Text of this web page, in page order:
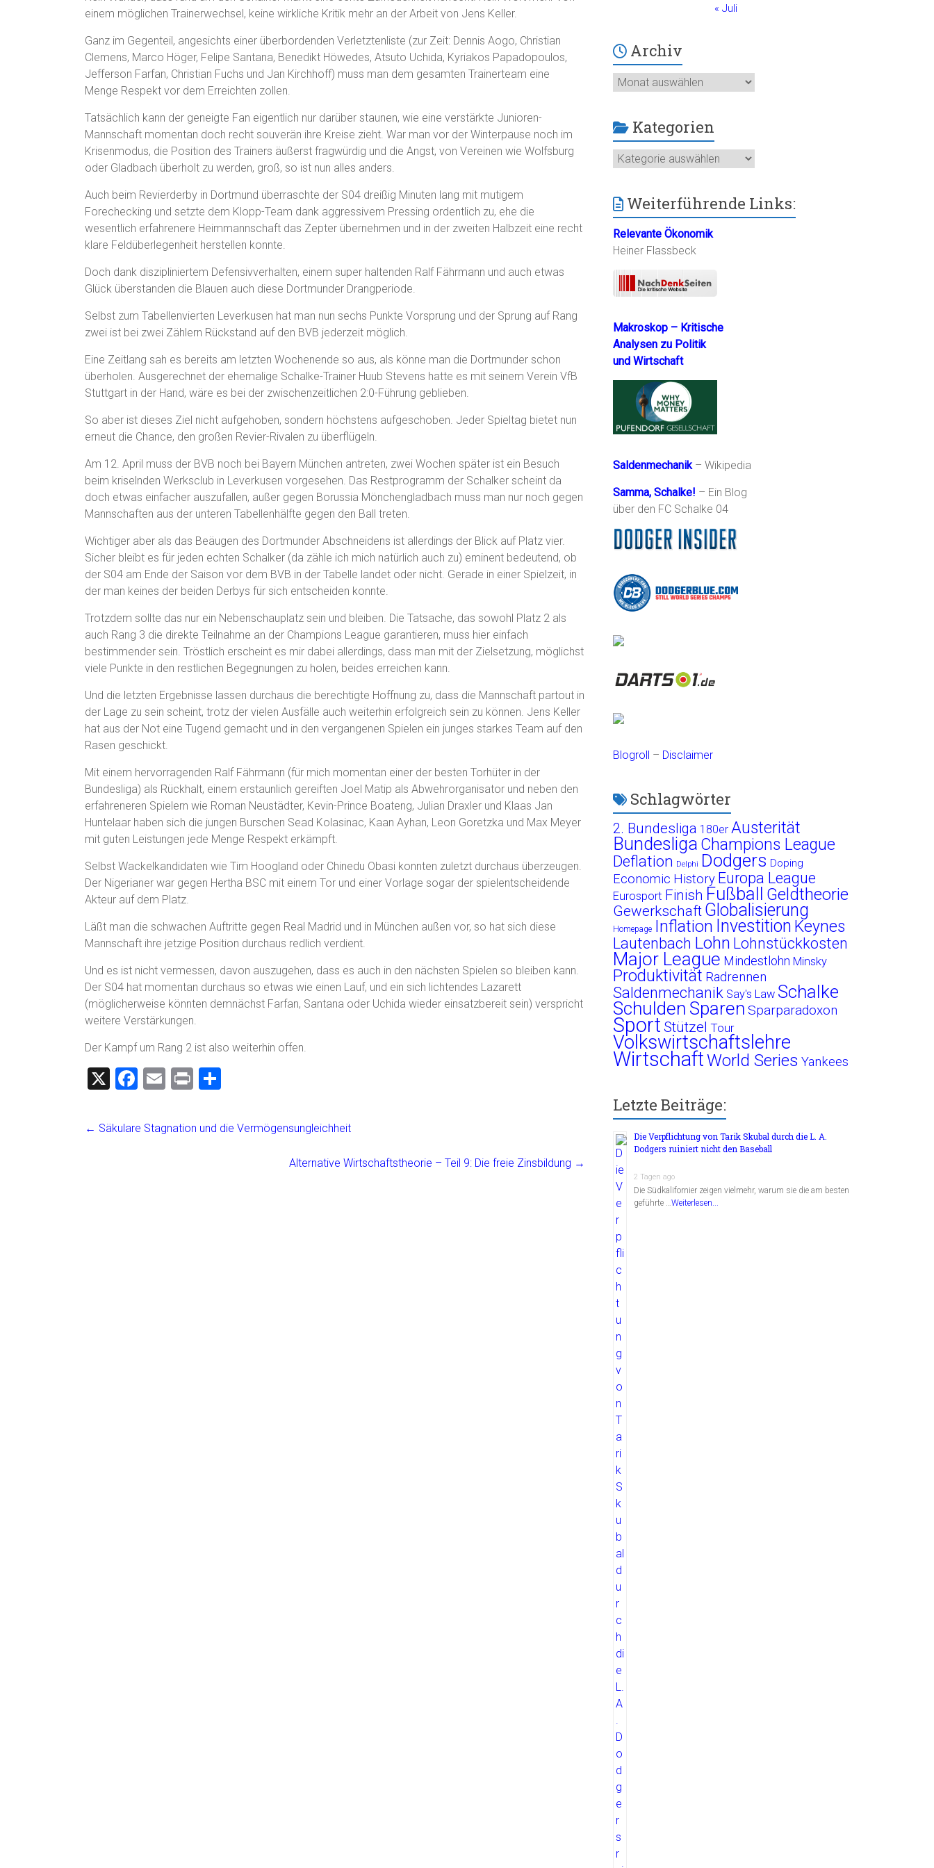
einem möglichen Trainerwechsel, keine wirkliche Kritik mehr an der Arbeit von Jens Keller.
Ganz im Gegenteil, angesichts einer überbordenden Verletztenliste (zur Zeit: Dennis Aogo, Christian
Clemens, Marco Höger, Felipe Santana, Benedikt Höwedes, Atsuto Uchida, Kyriakos Papadopoulos,
Jefferson Farfan, Christian Fuchs und Jan Kirchhoff) muss man dem gesamten Trainerteam eine
Menge Respekt vor dem Erreichten zollen.
Tatsächlich kann der geneigte Fan eigentlich nur darüber staunen, wie eine verstärkte Junioren-
Mannschaft momentan doch recht souverän ihre Kreise zieht. War man vor der Winterpause noch im
Krisenmodus, die Position des Trainers äußerst fragwürdig und die Angst, von Vereinen wie Wolfsburg
oder Gladbach überholt zu werden, groß, so ist nun alles anders.
Auch beim Revierderby in Dortmund überraschte der S04 dreißig Minuten lang mit mutigem
Forechecking und setzte dem Klopp-Team dank aggressivem Pressing ordentlich zu, ehe die
wesentlich erfahrenere Heimmannschaft das Zepter übernehmen und in der zweiten Halbzeit eine recht
klare Feldüberlegenheit herstellen konnte.
Doch dank diszipliniertem Defensivverhalten, einem super haltenden Ralf Fährmann und auch etwas
Glück überstanden die Blauen auch diese Dortmunder Drangperiode.
Selbst zum Tabellenvierten Leverkusen hat man nun sechs Punkte Vorsprung und der Sprung auf Rang
zwei ist bei zwei Zählern Rückstand auf den BVB jederzeit möglich.
Eine Zeitlang sah es bereits am letzten Wochenende so aus, als könne man die Dortmunder schon
überholen. Ausgerechnet der ehemalige Schalke-Trainer Huub Stevens hatte es mit seinem Verein VfB
Stuttgart in der Hand, wäre es bei der zwischenzeitlichen 2:0-Führung geblieben.
So aber ist dieses Ziel nicht aufgehoben, sondern höchstens aufgeschoben. Jeder Spieltag bietet nun
erneut die Chance, den großen Revier-Rivalen zu überflügeln.
Am 12. April muss der BVB noch bei Bayern München antreten, zwei Wochen später ist ein Besuch
beim kriselnden Werksclub in Leverkusen vorgesehen. Das Restprogramm der Schalker scheint da
doch etwas einfacher auszufallen, außer gegen Borussia Mönchengladbach muss man nur noch gegen
Mannschaften aus der unteren Tabellenhälfte gegen den Ball treten.
Wichtiger aber als das Beäugen des Dortmunder Abschneidens ist allerdings der Blick auf Platz vier.
Sicher bleibt es für jeden echten Schalker (da zähle ich mich natürlich auch zu) eminent bedeutend, ob
der S04 am Ende der Saison vor dem BVB in der Tabelle landet oder nicht. Gerade in einer Spielzeit, in
der man keines der beiden Derbys für sich entscheiden konnte.
Trotzdem sollte das nur ein Nebenschauplatz sein und bleiben. Die Tatsache, das sowohl Platz 2 als
auch Rang 3 die direkte Teilnahme an der Champions League garantieren, muss hier einfach
bestimmender sein. Tröstlich erscheint es mir dabei allerdings, dass man mit der Zielsetzung, möglichst
viele Punkte in den restlichen Begegnungen zu holen, beides erreichen kann.
Und die letzten Ergebnisse lassen durchaus die berechtigte Hoffnung zu, dass die Mannschaft partout in
der Lage zu sein scheint, trotz der vielen Ausfälle auch weiterhin erfolgreich sein zu können. Jens Keller
hat aus der Not eine Tugend gemacht und in den vergangenen Spielen ein junges starkes Team auf den
Rasen geschickt.
Mit einem hervorragenden Ralf Fährmann (für mich momentan einer der besten Torhüter in der
Bundesliga) als Rückhalt, einem erstaunlich gereiften Joel Matip als Abwehrorganisator und neben den
erfahreneren Spielern wie Roman Neustädter, Kevin-Prince Boateng, Julian Draxler und Klaas Jan
Huntelaar haben sich die jungen Burschen Sead Kolasinac, Kaan Ayhan, Leon Goretzka und Max Meyer
mit guten Leistungen jede Menge Respekt erkämpft.
Selbst Wackelkandidaten wie Tim Hoogland oder Chinedu Obasi konnten zuletzt durchaus überzeugen.
Der Nigerianer war gegen Hertha BSC mit einem Tor und einer Vorlage sogar der spielentscheidende
Akteur auf dem Platz.
Läßt man die schwachen Auftritte gegen Real Madrid und in München außen vor, so hat sich diese
Mannschaft ihre jetzige Position durchaus redlich verdient.
Und es ist nicht vermessen, davon auszugehen, dass es auch in den nächsten Spielen so bleiben kann.
Der S04 hat momentan durchaus so etwas wie einen Lauf, und ein sich lichtendes Lazarett
(möglicherweise könnten demnächst Farfan, Santana oder Uchida wieder einsatzbereit sein) verspricht
weitere Verstärkungen.
Der Kampf um Rang 2 ist also weiterhin offen.
X
F
ce
E
ai
Pr
t
e
← Säkulare Stagnation und die Vermögensungleichheit
Alternative Wirtschaftstheorie – Teil 9: Die freie Zinsbildung →
« Juli
Archiv
Archiv
Kategorien
Kategorien
Weiterführende Links:
Relevante Ökonomik
Heiner Flassbeck
Makroskop – Kritische
Analysen zu Politik
und Wirtschaft
Saldenmechanik– Wikipedia
Samma, Schalke! – Ein Blog
über den FC Schalke 04
Blogroll – Disclaimer
Schlagwörter
2. Bundesliga 180er Austerität
Bundesliga Champions League
Deflation Delphi Dodgers Doping
Economic History Europa League
Eurosport Finish Fußball Geldtheorie
Gewerkschaft Globalisierung
Homepage Inflation Investition Keynes
Lautenbach Lohn Lohnstückkosten
Major League Mindestlohn Minsky
Produktivität Radrennen
Saldenmechanik Say's Law Schalke
Schulden Sparen Sparparadoxon
Sport Stützel Tour
Volkswirtschaftslehre
WirtschaftWorld Series Yankees
Letzte Beiträge:
Die Verpflichtung von Tarik Skubal durch die L. A.
Dodgers ruiniert nicht den Baseball
2 Tagen ago
Die Südkalifornier zeigen vielmehr, warum sie die am besten
geführte …Weiterlesen...